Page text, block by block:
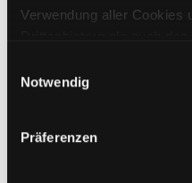
Verwendung aller Cookies
Cookies von Drittanbietern,
unsicheren Drittländern
ohne adäquates
diesem Zusammenhang
Notwendig
Präferenzen
E-Medien
Mediengruppe